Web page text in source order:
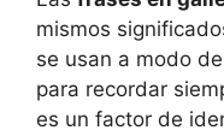
mismos
se usan a modo
para recordar
es un factor de